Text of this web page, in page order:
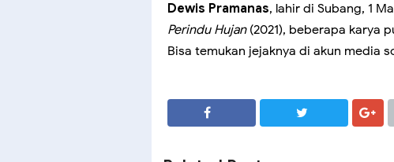
Dewis Pramanas, lahir di Subang, 1
Perindu Hujan(2021), beberapa karya
Bisa temukan jejaknya di akun media